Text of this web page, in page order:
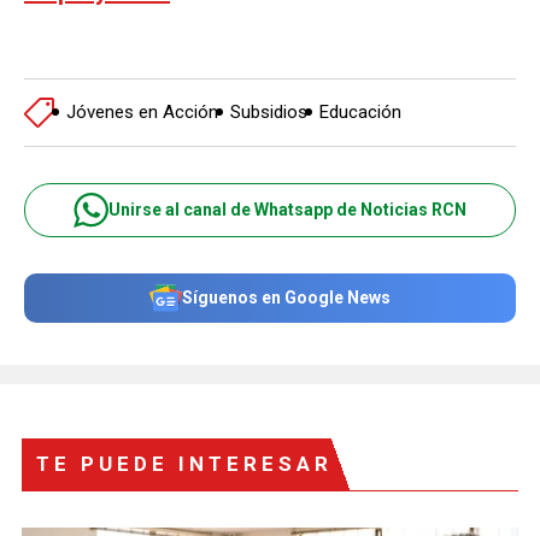
Jóvenes en Acción Subsidios Educación
Unirse al canal de Whatsapp de Noticias RCN
Síguenos en Google News
TE PUEDE INTERESAR